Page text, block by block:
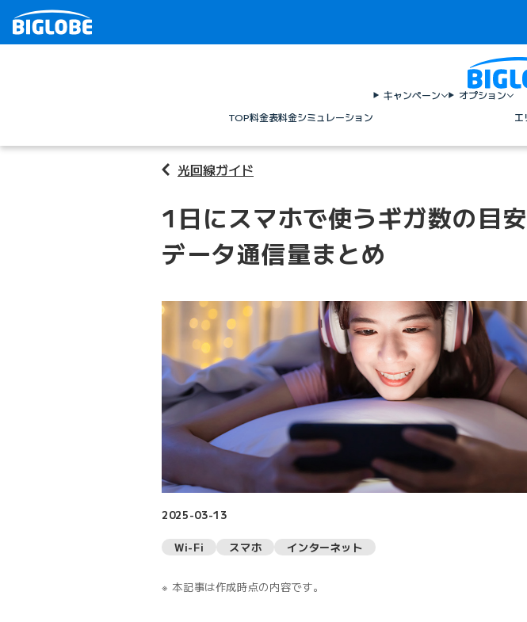
TOP料金表料金シミュレーション
キャンペーン
オプション
エ
光回線ガイド
1日にスマホで使うギガ数の目
データ通信量まとめ
2025-03-13
Wi-Fi スマホ インターネット
本記事は作成時点の内容です。